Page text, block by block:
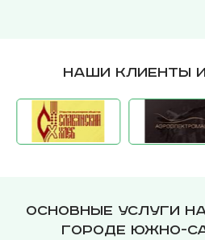
Наши клиенты
Основные услуги
городе Южно-